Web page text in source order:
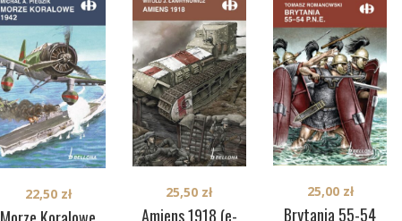
22,50 zł
Amiens 1918 (e-
25,50 zł
Brytania 55-54
25,00 zł